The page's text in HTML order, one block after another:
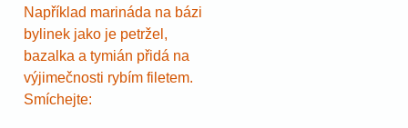
Například marináda na bázi
bylinek jako je petržel,
bazalka a tymián přidá na
výjimečnosti rybím filetem.
Smíchejte: